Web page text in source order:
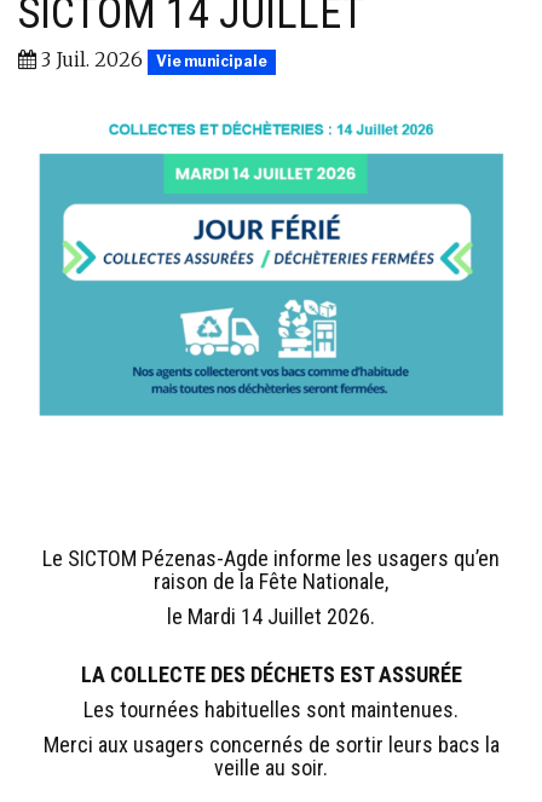
SICTOM 14 JUILLET
3 Juil. 2026 Vie municipale
Le SICTOM Pézenas-Agde informe les usagers qu’en
raison de la Fête Nationale,
le Mardi 14 Juillet 2026.
LA COLLECTE DES DÉCHETS EST ASSURÉE
Les tournées habituelles sont maintenues.
Merci aux usagers concernés de sortir leurs bacs la
veille au soir.